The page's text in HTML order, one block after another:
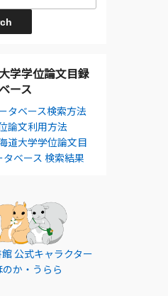
学学位論文目録
ース
タベース検索方法
論文利用方法
道大学学位論文目
タベース 検索結果
公式キャラクター
のか・うらら